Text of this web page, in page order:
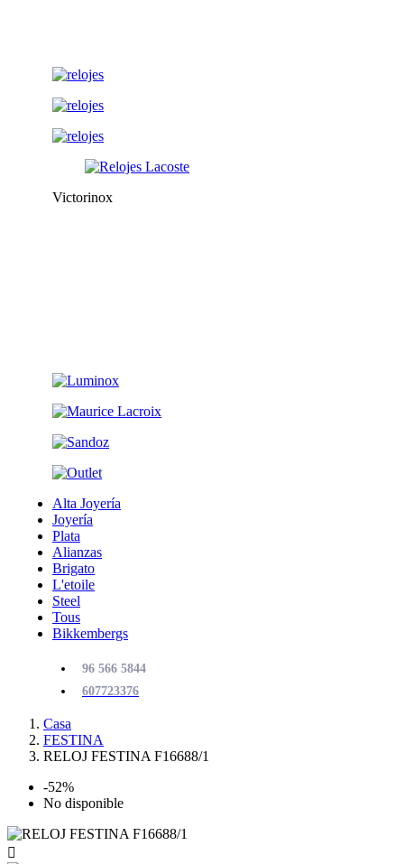
Victorinox
Alta Joyería
Joyería
Plata
Alianzas
Brigato
L'etoile
Steel
Tous
Bikkembergs
96 566 5844
607723376
Casa
FESTINA
RELOJ FESTINA F16688/1
-52%
No disponible
